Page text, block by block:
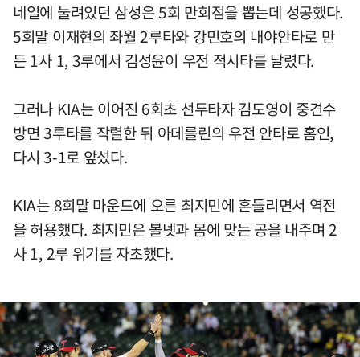
네일에 눌려있던 삼성은 5회 만회점을 뽑는데 성공했다.
5회말 이재현의 좌월 2루타와 강민호의 내야안타로 만
든 1사 1, 3루에서 김성윤이 우전 적시타를 날렸다.
그러나 KIA는 이어진 6회초 선두타자 김도영이 중견수
방면 3루타를 작렬한 뒤 아데를린의 우전 안타로 홈인,
다시 3-1로 앞섰다.
KIA는 8회말 마운드에 오른 최지민에 흔들리면서 역전
을 허용했다. 최지민은 볼넷과 몸에 맞는 공을 내주며 2
사 1, 2루 위기를 자초했다.